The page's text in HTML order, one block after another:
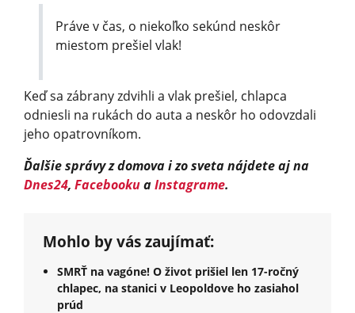
Práve v čas, o niekoľko sekúnd neskôr
miestom prešiel vlak!
Keď sa zábrany zdvihli a vlak prešiel, chlapca
odniesli na rukách do auta a neskôr ho odovzdali
jeho opatrovníkom.
Ďalšie správy z domova i zo sveta nájdete aj na
Dnes24, FacebookuaInstagrame.
Mohlo by vás zaujímať:
SMRŤ na vagóne! O život prišiel len 17-ročný
chlapec, na stanici v Leopoldove ho zasiahol
prúd